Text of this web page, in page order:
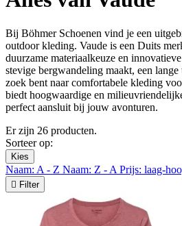
Bij Böhmer Schoenen vind je een
outdoor kleding. Vaude is een Duits
duurzame materiaalkeuze en
stevige bergwandeling maakt, een
zoek bent naar comfortabele kleding
biedt hoogwaardige en
perfect aansluit bij jouw avonturen.
Er zijn 26 producten.
Sorteer op:
Kies
Naam: A - Z Naam: Z - A Prijs: laag-
 Filter